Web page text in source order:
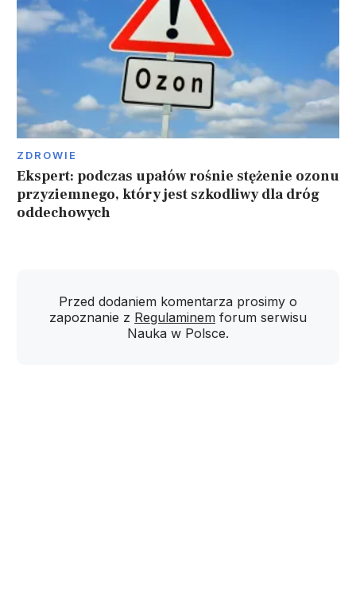
ZDROWIE
Ekspert: podczas upałów rośnie stężenie ozonu
przyziemnego, który jest szkodliwy dla dróg
oddechowych
Przed dodaniem komentarza prosimy o
zapoznanie z Regulaminem forum serwisu
Nauka w Polsce.